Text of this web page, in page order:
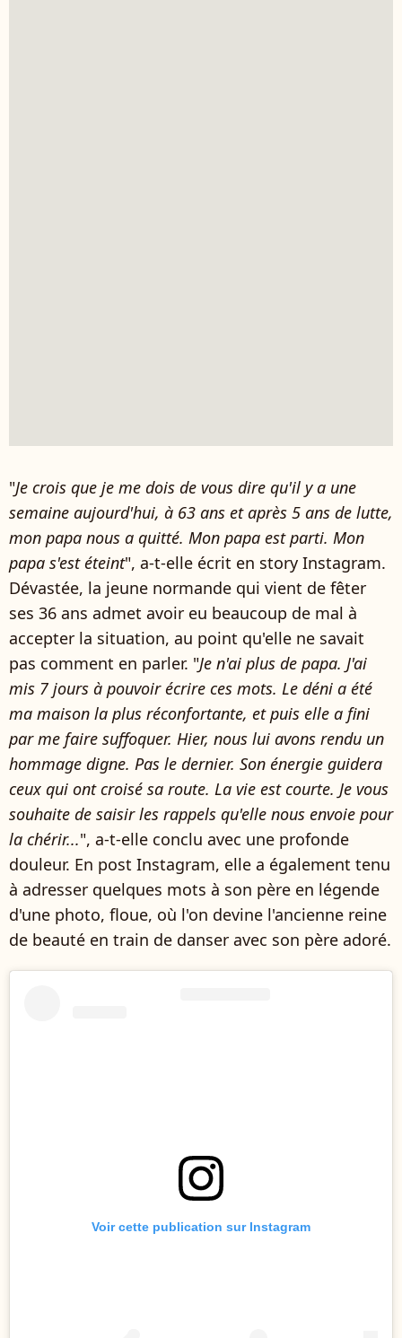
"Je crois que je me dois de vous dire qu'il y a une
semaine aujourd'hui, à 63 ans et après 5 ans de lutte,
mon papa nous a quitté. Mon papa est parti. Mon
papa s'est éteint", a-t-elle écrit en story Instagram.
Dévastée, la jeune normande qui vient de fêter
ses 36 ans admet avoir eu beaucoup de mal à
accepter la situation, au point qu'elle ne savait
pas comment en parler. "Je n'ai plus de papa. J'ai
mis 7 jours à pouvoir écrire ces mots. Le déni a été
ma maison la plus réconfortante, et puis elle a fini
par me faire suffoquer. Hier, nous lui avons rendu un
hommage digne. Pas le dernier. Son énergie guidera
ceux qui ont croisé sa route. La vie est courte. Je vous
souhaite de saisir les rappels qu'elle nous envoie pour
la chérir...", a-t-elle conclu avec une profonde
douleur. En post Instagram, elle a également tenu
à adresser quelques mots à son père en légende
d'une photo, floue, où l'on devine l'ancienne reine
de beauté en train de danser avec son père adoré.
Voir cette publication sur Instagram